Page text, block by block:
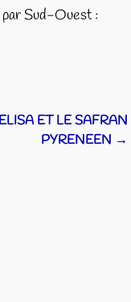
par Sud-Ouest :
ELISA ET LE SAFRAN
PYRENEEN →